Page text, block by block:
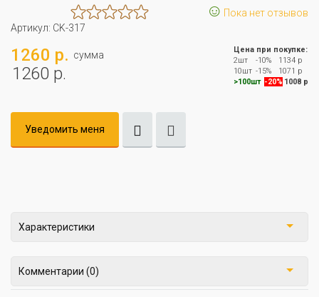
☺ Пока нет отзывов
Артикул: CK-317
1260 р. сумма
1260 р.
Цена при покупке:
2шт
-10%
1134 р
10шт -15%
1071 р
>100шт -20% 1008 р
Уведомить меня
Характеристики
Комментарии (0)